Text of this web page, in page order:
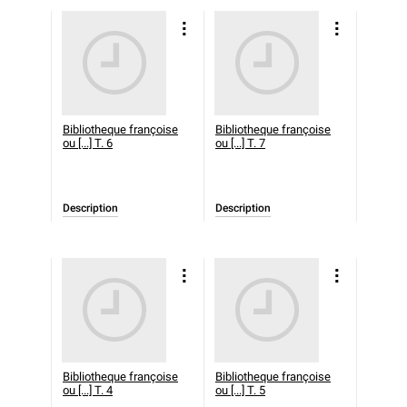
Bibliotheque françoise
ou [...] T. 6
Description
Bibliotheque françoise
ou [...] T. 7
Description
Bibliotheque françoise
ou [...] T. 4
Bibliotheque françoise
ou [...] T. 5